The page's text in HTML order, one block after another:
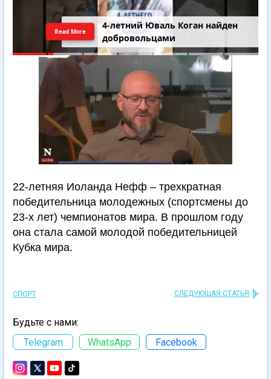
4-летний Юваль Коган найден
добровольцами
Read More
22-летняя Иоланда Нефф – трехкратная
победительница молодежных (спортсмены до
23-х лет) чемпионатов мира. В прошлом году
она стала самой молодой победительницей
Кубка мира.
СПОРТ СЛЕДУЮЩАЯ СТАТЬЯ
Будьте с нами:
Telegram
WhatsApp Facebook